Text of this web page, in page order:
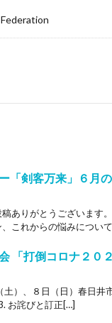
「剣客万来」６月
ありがとうございます
これからの悩みについ
「打倒コロナ２０２
）、８日（日）春日井
お詫びと訂正[…]